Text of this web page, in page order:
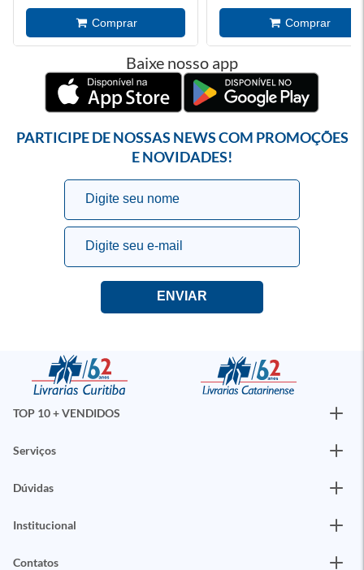
Baixe nosso app
PARTICIPE DE NOSSAS NEWS COM PROMOÇÕES
E NOVIDADES!
TOP 10 + VENDIDOS
Serviços
Dúvidas
Institucional
Contatos